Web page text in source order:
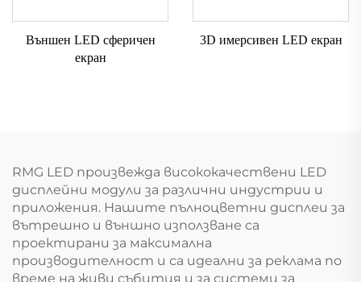
Външен LED сферичен
екран
3D имерсивен LED екран
RMG LED произвежда висококачествени LED
дисплейни модули за различни индустрии и
приложения. Нашите пълноцветни дисплеи за
вътрешно и външно използване са
проектирани за максимална
производителност и са идеални за реклама по
време на живи събития и за системи за